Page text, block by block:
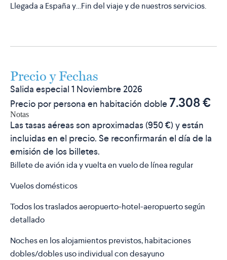
Llegada a España y…Fin del viaje y de nuestros servicios.
Precio y Fechas
Salida especial 1 Noviembre 2026
Precio por persona en habitación doble 7.308 €
Notas
Las tasas aéreas son aproximadas (950 €) y están
incluidas en el precio. Se reconfirmarán el día de la
emisión de los billetes.
Billete de avión ida y vuelta en vuelo de línea regular
Vuelos domésticos
Todos los traslados aeropuerto-hotel-aeropuerto según
detallado
Noches en los alojamientos previstos, habitaciones
dobles/dobles uso individual con desayuno